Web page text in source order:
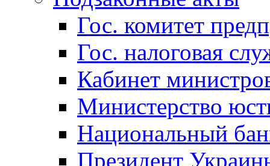
Гос. комитет
Гос. налоговая
Кабинет
Министерство
Национальный
Президент